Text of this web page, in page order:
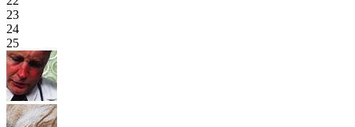
23
24
25